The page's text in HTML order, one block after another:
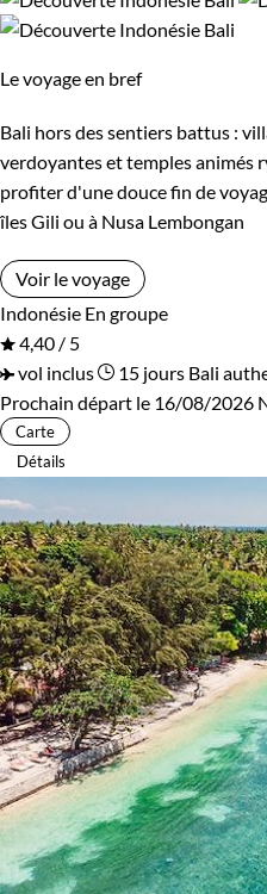
Lombok Petites
Sulawesi
Budget
De 2 000 à 3 000 € Plus de
Âge des enfants
Les 2/5 ans Les 6/9
Les 10/13 ans
Confort
Refuge, gîte, dortoir
Supérieur Haut
Environnement
Bord de mer et îles
Volcans
Le voyage en bref
Bali hors des sentiers battus :
verdoyantes et temples animés
profiter d'une douce fin de
îles Gili ou à Nusa Lembongan
Voir le voyage
Indonésie En groupe
4,40 / 5
vol inclus
15 jours Bali
Prochain départ le 16/08/2026
Carte
Détails